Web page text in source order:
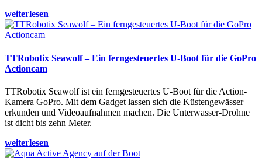
weiterlesen
TTRobotix Seawolf – Ein ferngesteuertes U-Boot für die GoPro
Actioncam
TTRobotix Seawolf ist ein ferngesteuertes U-Boot für die Action-
Kamera GoPro. Mit dem Gadget lassen sich die Küstengewässer
erkunden und Videoaufnahmen machen. Die Unterwasser-Drohne
ist dicht bis zehn Meter.
weiterlesen